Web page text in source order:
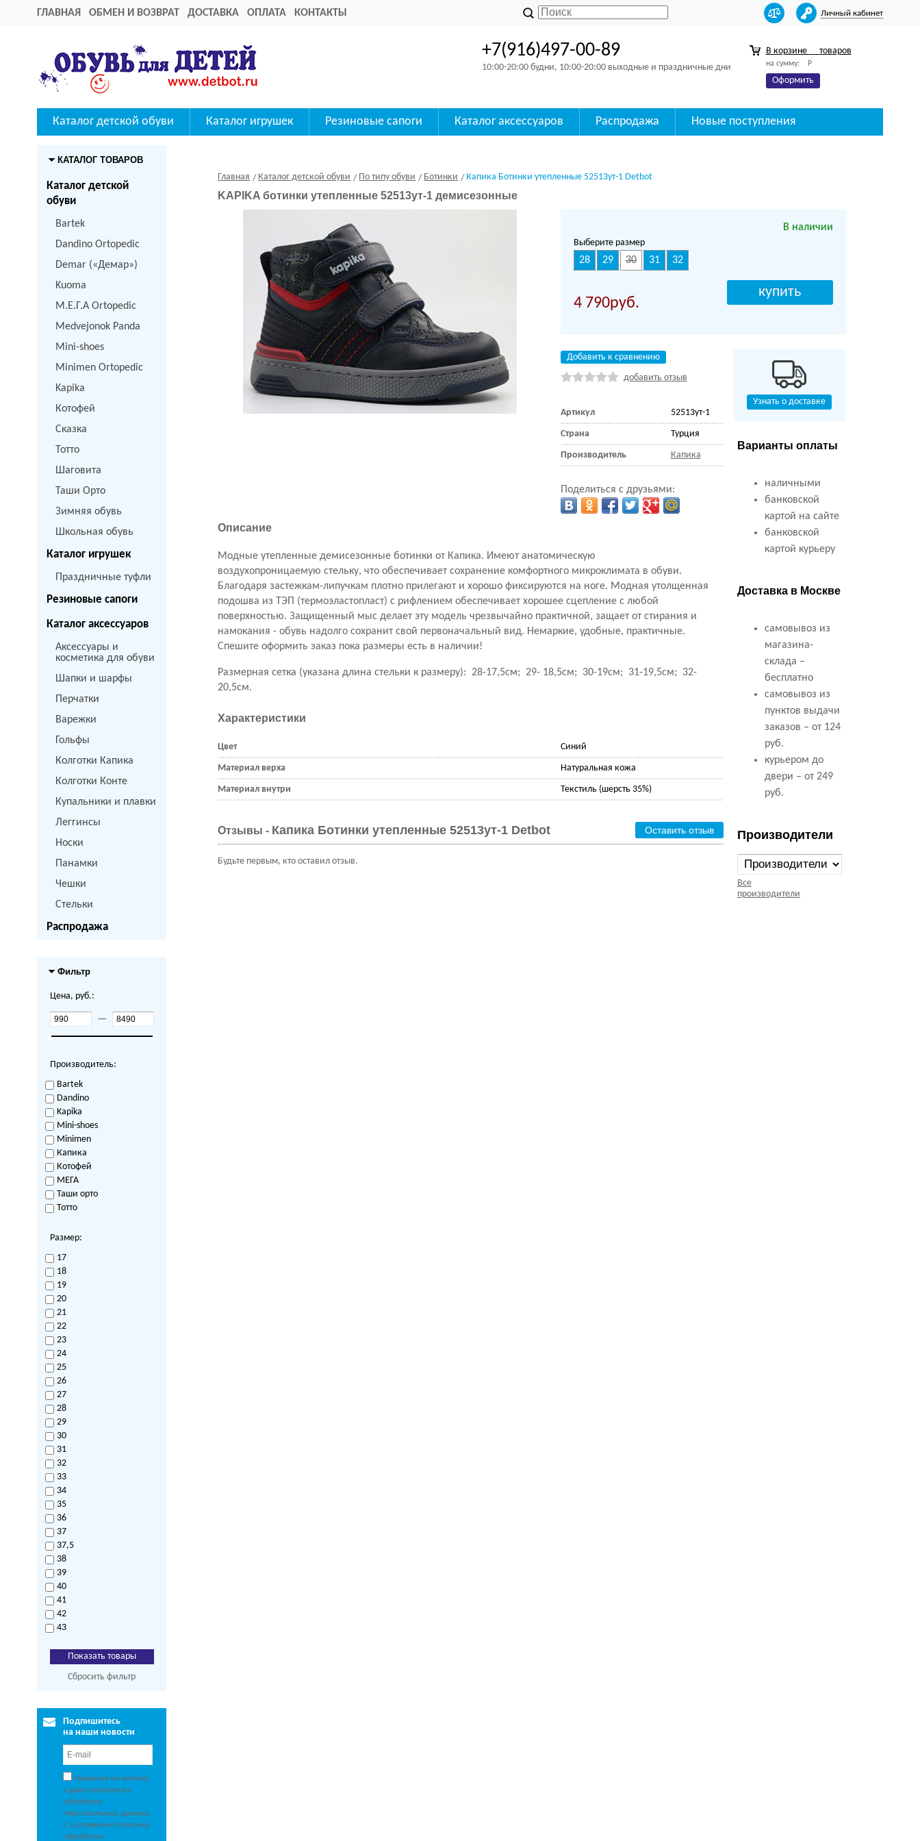
ГЛАВНАЯ ОБМЕН И ВОЗВРАТ ДОСТАВКА ОПЛАТА КОНТАКТЫ Личный кабинет
+7(916)497-00-89
10:00-20:00 будни, 10:00-20:00 выходные и праздничные дни
В корзине товаров
на сумму: Р
Оформить
Каталог детской обуви Каталог игрушек Резиновые сапоги Каталог аксессуаров Распродажа Новые поступления
КАТАЛОГ ТОВАРОВ
Каталог детской
обуви
Bartek
Dandino Ortopedic
Demar («Демар»)
Kuoma
M.Е.Г.А Ortopedic
Medvejonok Panda
Mini-shoes
Minimen Ortopedic
Kapika
Котофей
Сказка
Тотто
Шаговита
Таши Орто
Зимняя обувь
Школьная обувь
Каталог игрушек
Праздничные туфли
Резиновые сапоги
Каталог аксессуаров
Аксессуары и
косметика для обуви
Шапки и шарфы
Перчатки
Варежки
Гольфы
Колготки Капика
Колготки Конте
Купальники и плавки
Леггинсы
Носки
Панамки
Чешки
Стельки
Распродажа
Фильтр
Цена, руб.:
—
Производитель:
Bartek
Dandino
Kapika
Mini-shoes
Minimen
Капика
Котофей
МЕГА
Таши орто
Тотто
Размер:
17
18
19
20
21
22
23
24
25
26
27
28
29
30
31
32
33
34
35
36
37
37,5
38
39
40
41
42
43
Сбросить фильтр
Подпишитесь
на наши новости
Нажимая на кнопку,
я даю согласие на
обработку
персональных данных.
С условиями политики
обработки
Главная Каталог детской обуви По типу обуви Ботинки Капика Ботинки утепленные 52513ут-1 Detbot
KAPIKA ботинки утепленные 52513ут-1 демисезонные
В наличии
Выберите размер
28 29 30 31 32
4 790
Добавить к сравнению
добавить отзыв
Артикул 52513ут-1
Страна Турция
Производитель Капика
Поделиться с друзьями:
Описание
Модные утепленные демисезонные ботинки от Капика. Имеют анатомическую
воздухопроницаемуюстельку, что обеспечивает сохранение комфортного микроклимата в обуви.
Благодаря застежкам-липучкам плотно прилегают и хорошо фиксируются на ноге. Модная утолщенная
подошва из ТЭП (термоэластопласт) с рифлением обеспечивает хорошее сцепление с любой
поверхностью.Защищенный мыс делает эту модель чрезвычайно практичной, защает от стирания и
намокания - обувь надолго сохранит свой первоначальный вид. Немаркие, удобные, практичные.
Спешите оформить заказ пока размеры есть в наличии!
Размерная сетка (указана длина стельки к размеру): 28-17,5см; 29- 18,5см; 30-19см; 31-19,5см; 32-
20,5см.
Характеристики
Цвет Синий
Материал верха Натуральная кожа
Материал внутри Текстиль (шерсть 35%)
Отзывы - Капика Ботинки утепленные 52513ут-1 Detbot Оставить отзыв
Будьте первым, кто оставил отзыв.
Узнать о доставке
Варианты оплаты
наличными
банковской
картой на сайте
банковской
картой курьеру
Доставка в Москве
самовывоз из
магазина-
склада –
бесплатно
самовывоз из
пунктов выдачи
заказов – от 124
руб.
курьером до
двери – от 249
руб.
Производители
Все
производители